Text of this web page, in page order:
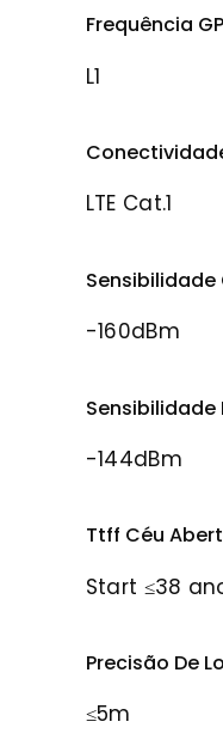
Frequência
L1
LTE Cat.1
Sensibilidade
-160dBm
Sensibilidade
-144dBm
Ttff Céu
Start ≤38
Precisão De
≤5m